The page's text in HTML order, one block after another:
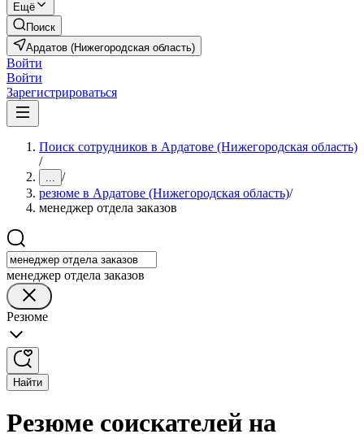
Ещё
Поиск
Ардатов (Нижегородская область)
Войти
Войти
Зарегистрироваться
Поиск сотрудников в Ардатове (Нижегородская область)
/
... /
резюме в Ардатове (Нижегородская область)/
менеджер отдела заказов
менеджер отдела заказов
Резюме
Найти
Резюме соискателей на